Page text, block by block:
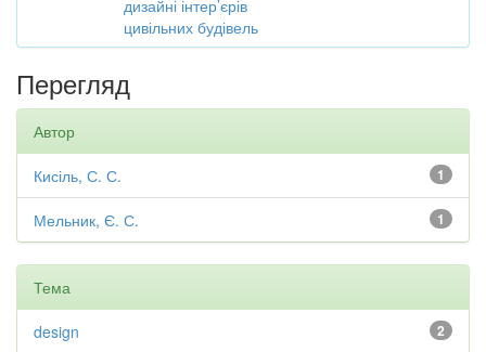
дизайні інтер’єрів
цивільних будівель
Перегляд
Автор
1
Кисіль, С. С.
1
Мельник, Є. С.
Тема
2
design